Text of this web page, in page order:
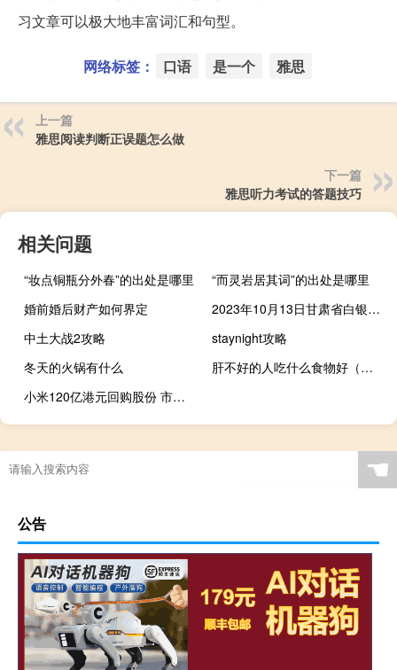
习文章可以极大地丰富词汇和句型。
网络标签： 口语 是一个 雅思
上一篇
雅思阅读判断正误题怎么做
下一篇
雅思听力考试的答题技巧
相关问题
“妆点铜瓶分外春”的出处是哪里
“而灵岩居其词”的出处是哪里
婚前婚后财产如何界定
2023年10月13日甘肃省白银市疫情大数据-今日/今天疫情全网搜索最新实时消息动态情况通知播报
中土大战2攻略
staynight攻略
冬天的火锅有什么
肝不好的人吃什么食物好（肝不好的人吃什么）
小米120亿港元回购股份 市值已缩水1个京东什么意思
☚
公告